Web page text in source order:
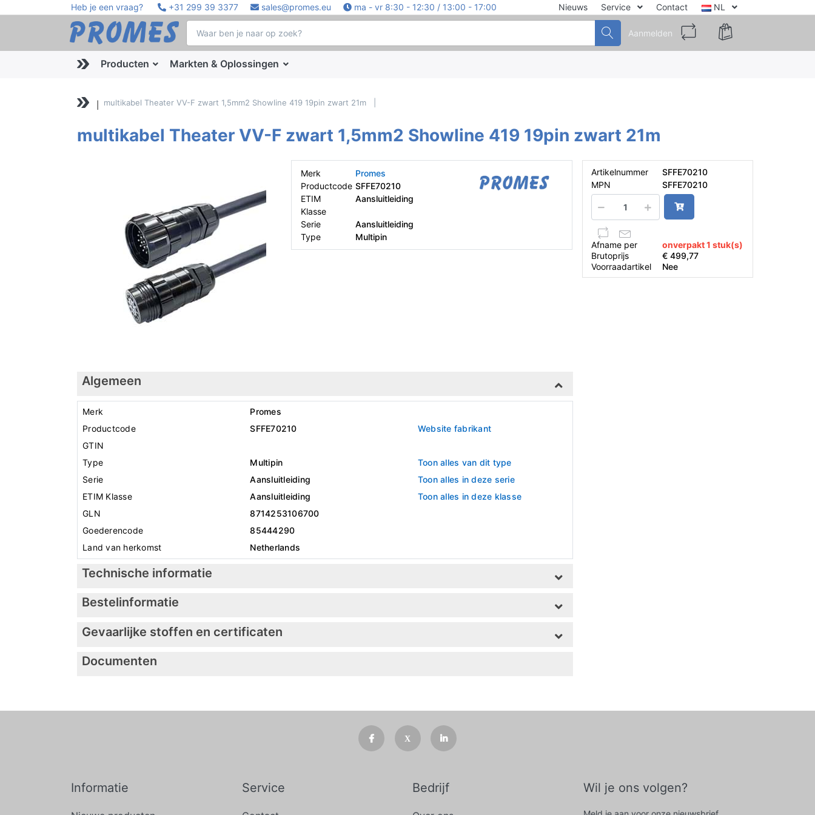
Heb je een vraag? +31 299 39 3377 sales@promes.eu ma - vr 8:30 - 12:30 / 13:00 - 17:00 Nieuws Service Contact NL
Aanmelden
Producten Markten & Oplossingen
multikabel Theater VV-F zwart 1,5mm2 Showline 419 19pin zwart 21m
multikabel Theater VV-F zwart 1,5mm2 Showline 419 19pin zwart 21m
Merk
Promes
Productcode SFFE70210
ETIM
Klasse
Aansluitleiding
Serie
Aansluitleiding
Type
Multipin
Algemeen
Merk
Promes
Productcode
SFFE70210
Website fabrikant
GTIN
Type
Multipin
Toon alles van dit type
Serie
Aansluitleiding
Toon alles in deze serie
ETIM Klasse
Aansluitleiding
Toon alles in deze klasse
GLN
8714253106700
Goederencode
85444290
Land van herkomst
Netherlands
Technische informatie
Bestelinformatie
Gevaarlijke stoffen en certificaten
Documenten
Artikelnummer
SFFE70210
MPN
SFFE70210
Afname per
onverpakt 1 stuk(s)
Brutoprijs
€ 499,77
Voorraadartikel
Nee
Informatie Service Bedrijf Wil je ons volgen?